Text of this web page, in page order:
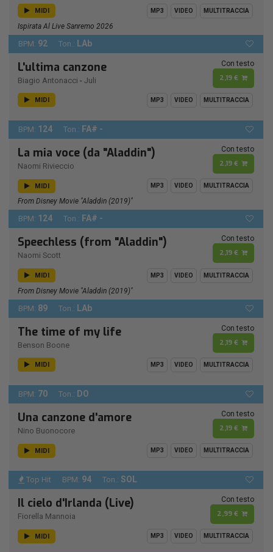
MIDI MP3 VIDEO MULTITRACCIA
Ispirata Al Live Sanremo 2026
BPM: 92 Ton.: LAb
L'ultima canzone
Biagio Antonacci - Juli
Con testo
2,19 €
MIDI MP3 VIDEO MULTITRACCIA
BPM: 124 Ton.: FA# -
La mia voce (da "Aladdin")
Naomi Rivieccio
Con testo
2,19 €
MIDI MP3 VIDEO MULTITRACCIA
From Disney Movie "Aladdin (2019)"
BPM: 124 Ton.: FA# -
Speechless (from "Aladdin")
Naomi Scott
Con testo
2,19 €
MIDI MP3 VIDEO MULTITRACCIA
From Disney Movie "Aladdin (2019)"
BPM: 89 Ton.: LAb
The time of my life
Benson Boone
Con testo
2,19 €
MIDI MP3 VIDEO MULTITRACCIA
BPM: 70 Ton.: DO
Una canzone d'amore
Nino Buonocore
Con testo
2,19 €
MIDI MP3 VIDEO MULTITRACCIA
Top Hit BPM: 94 Ton.: SOL
Il cielo d'Irlanda (Live)
Fiorella Mannoia
Con testo
2,99 €
MIDI MP3 VIDEO MULTITRACCIA